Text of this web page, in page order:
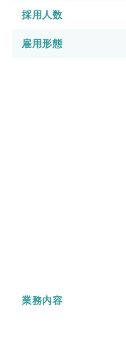
採用人数
雇用形態
業務内容